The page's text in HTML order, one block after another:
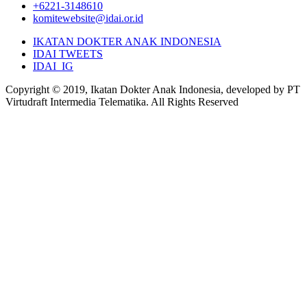
+6221-3148610
komitewebsite@idai.or.id
IKATAN DOKTER ANAK INDONESIA
IDAI TWEETS
IDAI_IG
Copyright © 2019, Ikatan Dokter Anak Indonesia, developed by PT
Virtudraft Intermedia Telematika. All Rights Reserved